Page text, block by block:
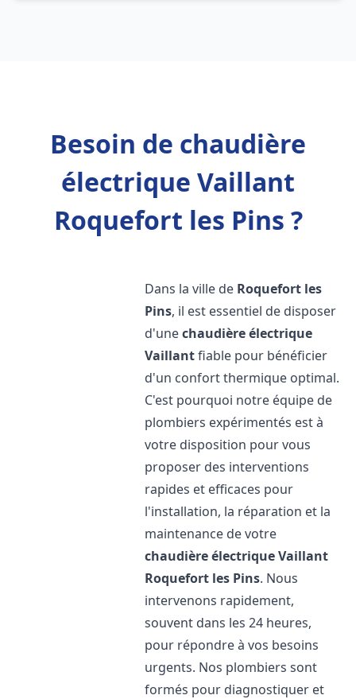
Besoin de chaudière
électrique Vaillant
Roquefort les Pins ?
Dans la ville de Roquefort les
Pins, il est essentiel de disposer
d'unechaudière électrique
Vaillantfiable pour bénéficier
d'un confort thermique optimal.
C'est pourquoi notre équipe de
plombiers expérimentés est à
votre disposition pour vous
proposer des interventions
rapides et efficaces pour
l'installation, la réparation et la
maintenance de votre
chaudière électrique Vaillant
Roquefort les Pins. Nous
intervenons rapidement,
souvent dans les 24 heures,
pour répondre à vos besoins
urgents. Nos plombiers sont
formés pour diagnostiquer et